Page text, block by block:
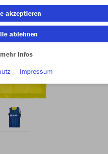
akzeptieren
ablehnen
mehr Infos
Impressum